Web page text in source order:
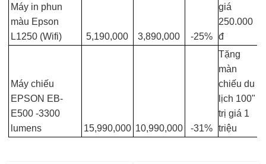
Máy in phun
màu Epson
L1250 (Wifi)
5,190,000 3,890,000 -25%
giá
250.000
đ
Máy chiếu
EPSON EB-
E500 -3300
lumens
15,990,000 10,990,000 -31%
Tặng
màn
chiếu du
lịch 100"
trị giá 1
triệu